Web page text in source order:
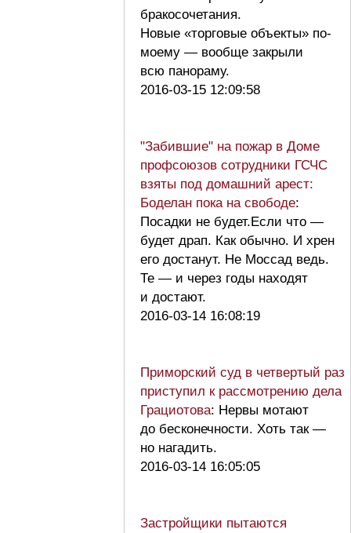
бракосочетания.
Новые «торговые объекты» по-
моему — вообще закрыли
всю панораму.
2016-03-15 12:09:58
"Забившие" на пожар в Доме
профсоюзов сотрудники ГСЧС
взяты под домашний арест:
Боделан пока на свободе:
Посадки не будет.Если что —
будет драп. Как обычно. И хрен
его достанут. Не Моссад ведь.
Те — и через годы находят
и достают.
2016-03-14 16:08:19
Приморский суд в четвертый раз
приступил к рассмотрению дела
Грациотова: Нервы мотают
до бесконечности. Хоть так —
но нагадить.
2016-03-14 16:05:05
Застройщики пытаются